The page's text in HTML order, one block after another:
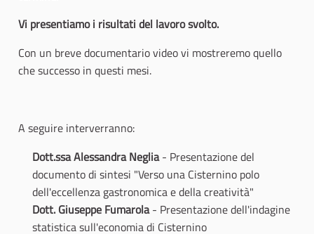
Vi presentiamo i risultati del lavoro svolto.
Con un breve documentario video vi mostreremo quello
che successo in questi mesi.
A seguire interverranno:
Dott.ssa Alessandra Neglia- Presentazione del
documento di sintesi "Verso una Cisternino polo
dell'eccellenza gastronomica e della creatività"
Dott. Giuseppe Fumarola- Presentazione dell'indagine
statistica sull'economia di Cisternino